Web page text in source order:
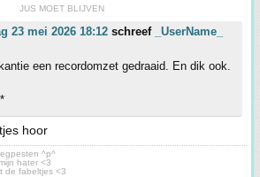
JUS MOET BLIJVEN
23 mei 2026 18:12 schreef
_UserName_
een recordomzet gedraaid. En dik ook.
hoor
^p^
hater <3
de fabeltjes <3